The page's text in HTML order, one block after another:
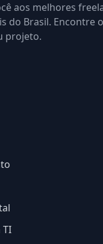
aos melhores
do Brasil. Encontre
projeto.
TI